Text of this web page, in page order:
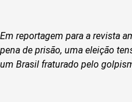
Em reportagem para a revista
pena de prisão, uma eleição
um Brasil fraturado pelo